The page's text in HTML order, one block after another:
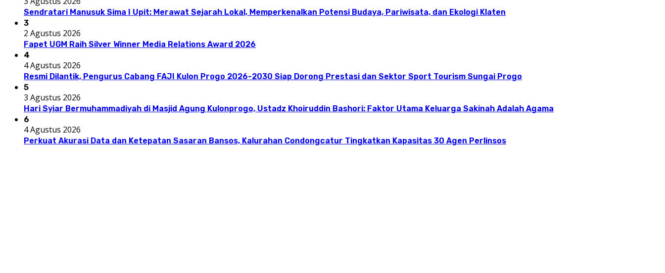
Sendratari Manusuk Sima I Upit: Merawat Sejarah Lokal, Memperkenalkan Potensi Budaya, Pariwisata, dan Ekologi Klaten
3
2 Agustus 2026
Fapet UGM Raih Silver Winner Media Relations Award 2026
4
4 Agustus 2026
Resmi Dilantik, Pengurus Cabang FAJI Kulon Progo 2026-2030 Siap Dorong Prestasi dan Sektor Sport Tourism Sungai Progo
5
3 Agustus 2026
Hari Syiar Bermuhammadiyah di Masjid Agung Kulonprogo, Ustadz Khoiruddin Bashori: Faktor Utama Keluarga Sakinah Adalah Agama
6
4 Agustus 2026
Perkuat Akurasi Data dan Ketepatan Sasaran Bansos, Kalurahan Condongcatur Tingkatkan Kapasitas 30 Agen Perlinsos